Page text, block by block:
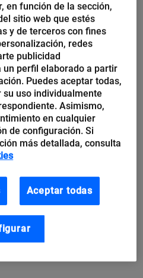
para cualquier persona
dulce e importante en
en tus elogios.»]
en función de la sección,
sitio web que estés
y de terceros con fines
redes
publicidad
un perfil elaborado a partir
Puedes aceptar todas,
uso individualmente
Asimismo,
en cualquier
de configuración. Si
más detallada, consulta
Aceptar todas